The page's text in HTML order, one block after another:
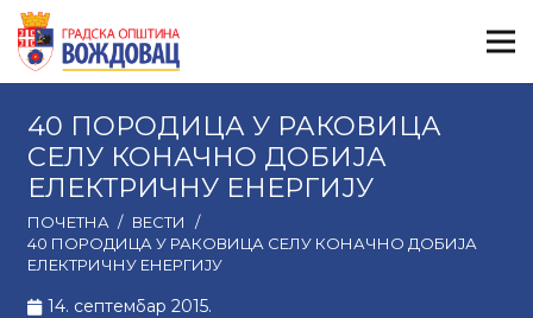
40 ПОРОДИЦА У РАКОВИЦА
СЕЛУ КОНАЧНО ДОБИЈА
ЕЛЕКТРИЧНУ ЕНЕРГИЈУ
ПОЧЕТНА / ВЕСТИ
/
40 ПОРОДИЦА У РАКОВИЦА СЕЛУ КОНАЧНО ДОБИЈА
ЕЛЕКТРИЧНУ ЕНЕРГИЈУ
14. септембар 2015.